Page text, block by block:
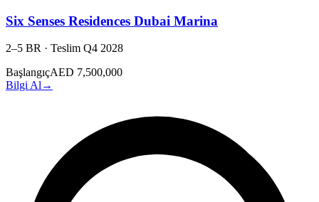
Six Senses Residences Dubai Marina
2–5 BR · Teslim Q4 2028
BaşlangıçAED 7,500,000
Bilgi Al →